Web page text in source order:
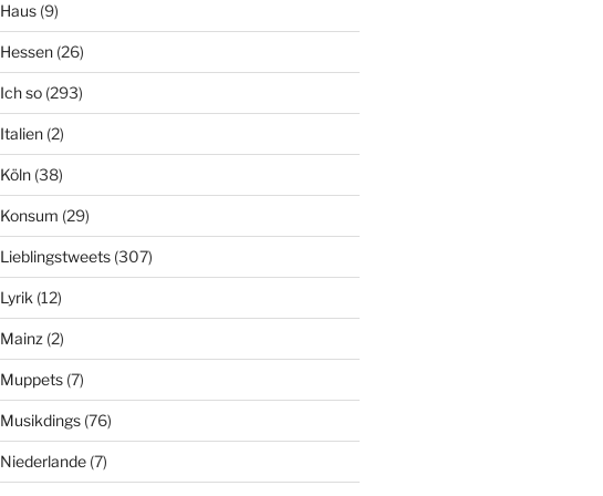
Haus(9)
Hessen(26)
Ich so(293)
Italien(2)
Köln(38)
Konsum (29)
Lieblingstweets(307)
Lyrik (12)
Mainz (2)
Muppets(7)
Musikdings(76)
Niederlande(7)